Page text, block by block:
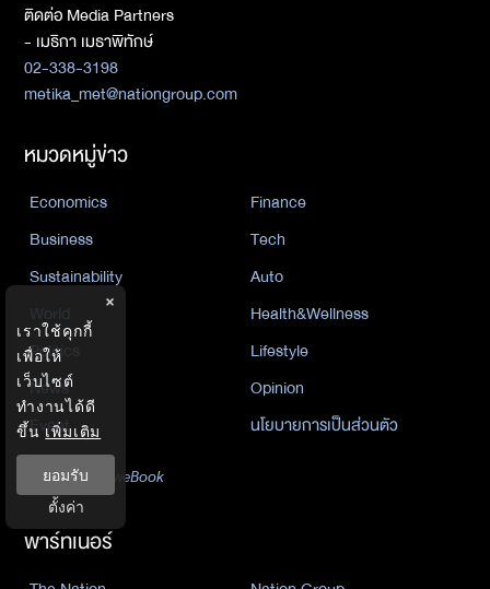
ติดต่อ Media Partners
- เมธิกา เมธาพิทักษ์
02-338-3198
metika_met@nationgroup.com
หมวดหมู่ข่าว
Economics
Finance
Business
Tech
Sustainability
Auto
Health&Wellness
Politics
Lifestyle
News
Opinion
Event
นโยบายการเป็นส่วนตัว
นิยาย by KaweBook
พาร์ทเนอร์
×
เราใช้คุกกี้
เพื่อให้
เว็บไซต์
ทำงานได้ดี
ขึ้น เพิ่มเติม
ยอมรับ
ตั้งค่า